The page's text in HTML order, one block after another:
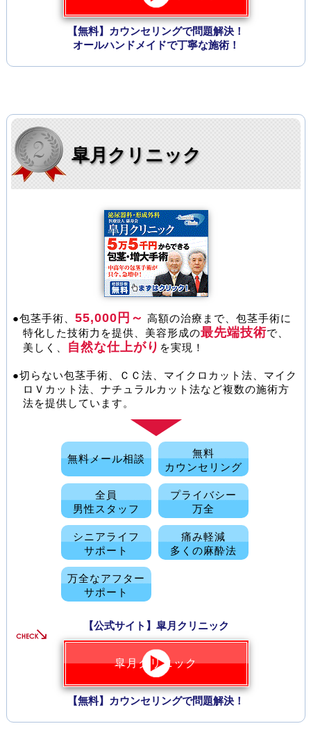
船橋中央クリニック
【新店舗の案内】 福岡院 開院！
皐月クリニック
【新店舗の案内】
■ 2020-03-10
エーツー美容外科
【キャンペーン】
京都・博多 開院！
秋葉原美容クリニック
秋葉原美容クリニック 紹介！
【新医院の案内】 西新宿杉江中央クリニック 紹介！
■ 2019-09-25
船橋中央クリニック
■ 2019-06-04
上野クリニック
東京スカイクリニック
【新店舗の案内】 東京・池袋院／埼玉・大宮院 開院！
■ 2019-06-01
静岡中央クリニック
【キャンペーン】 学割・交通費支給制度！
■ 2019-05-20
ＡＢＣクリニック
【新治療の案内】
減痛治療スタート！
■ 2018-07-28
栄セントラルクリニック
【新プラン案内】 １日５名様プラン！
ＡＢＣクリニック
ＥＤ（勃起不全）最新治療！
東京スカイクリニック
【新店舗の案内】 鹿児島院 ※６月開院予定！
【無料】カウンセリングで問題解決！
オールハンドメイドで丁寧な施術！
皐月クリニック
●包茎手術、 55,000円～ 高額の治療まで、包茎手術に
特化した技術力を提供、美容形成の最先端技術で、
美しく、
自然な仕上がり を実現！
●切らない包茎手術、ＣＣ法、マイクロカット法、マイク
ロＶカット法、ナチュラルカット法など複数の施術方
法を提供しています。
無料メール相談
無料
カウンセリング
全員
男性スタッフ
プライバシー
万全
シニアライフ
サポート
痛み軽減
多くの麻酔法
万全なアフター
サポート
【公式サイト】皐月クリニック
皐月クリニック
【無料】カウンセリングで問題解決！